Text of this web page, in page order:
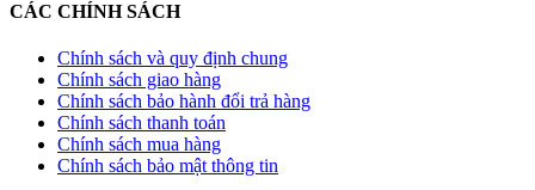
CÁC CHÍNH SÁCH
Chính sách và quy định chung
Chính sách giao hàng
Chính sách bảo hành đổi trả hàng
Chính sách thanh toán
Chính sách mua hàng
Chính sách bảo mật thông tin